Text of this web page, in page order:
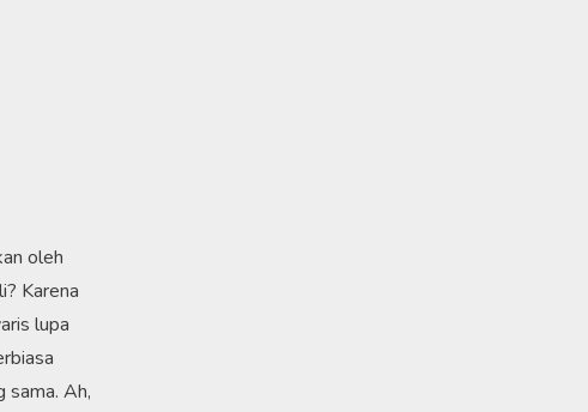
oleh
Karena
lupa
sama. Ah,